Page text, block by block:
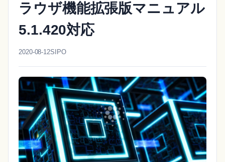
ラウザ機能拡張版マニュアル
5.1.420対応
2020-08-12SIPO